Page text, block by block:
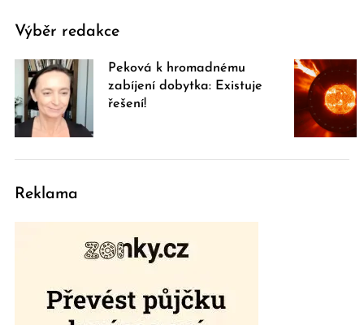
Výběr redakce
Peková k hromadnému
zabíjení dobytka: Existuje
řešení!
Reklama